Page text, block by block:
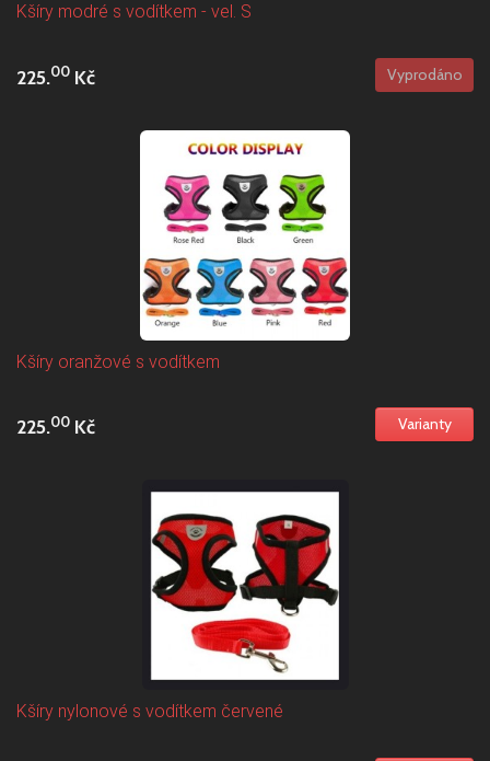
Kšíry modré s vodítkem - vel. S
225.00 Kč
Kšíry oranžové s vodítkem
225.00 Kč
Kšíry nylonové s vodítkem červené